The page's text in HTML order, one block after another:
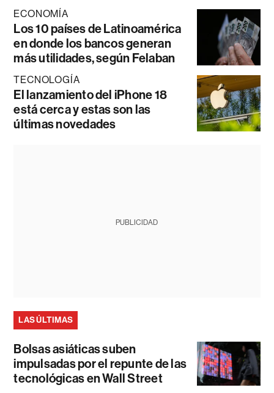
ECONOMÍA
Los 10 países de Latinoamérica
en donde los bancos generan
más utilidades, según Felaban
TECNOLOGÍA
El lanzamiento del iPhone 18
está cerca y estas son las
últimas novedades
PUBLICIDAD
LAS ÚLTIMAS
Bolsas asiáticas suben
impulsadas por el repunte de las
tecnológicas en Wall Street